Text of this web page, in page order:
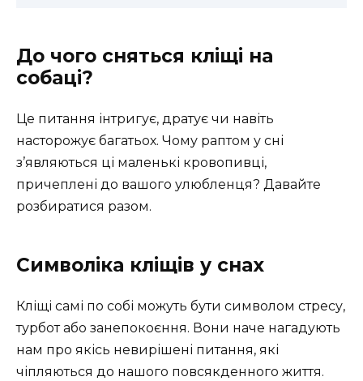
До чого сняться кліщі на
собаці?
Це питання інтригує, дратує чи навіть
насторожує багатьох. Чому раптом у сні
з’являються ці маленькі кровопивці,
причеплені до вашого улюбленця? Давайте
розбиратися разом.
Символіка кліщів у снах
Кліщі самі по собі можуть бути символом стресу,
турбот або занепокоєння. Вони наче нагадують
нам про якісь невирішені питання, які
чіпляються до нашого повсякденного життя.